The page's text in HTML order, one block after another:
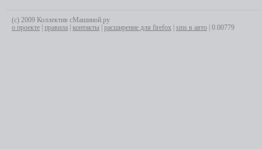
(с) 2009 Коллектив сМашиной.ру
о проекте
правила контакты расширение для firefox sms в авто | 0.00779